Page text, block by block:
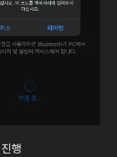
진행